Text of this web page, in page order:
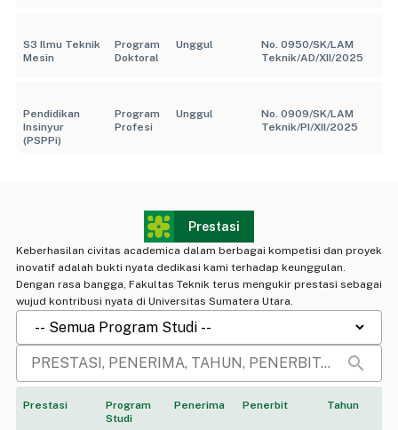
S3 Ilmu Teknik
Mesin
Program
Doktoral
Unggul
No. 0950/SK/LAM
Teknik/AD/XII/2025
Pendidikan
Insinyur
(PSPPi)
Program
Profesi
Unggul
No. 0909/SK/LAM
Teknik/PI/XII/2025
Prestasi
Keberhasilan civitas academica dalam berbagai kompetisi dan proyek
inovatif adalah bukti nyata dedikasi kami terhadap keunggulan.
Dengan rasa bangga, Fakultas Teknik terus mengukir prestasi sebagai
wujud kontribusi nyata di Universitas Sumatera Utara.
search
Prestasi
Program
Studi
Penerima Penerbit Tahun